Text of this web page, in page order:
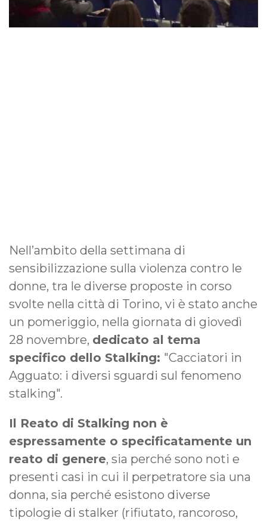
Nell’ambito della settimana di
sensibilizzazione sulla violenza contro le
donne, tra le diverse proposte in corso
svolte nella città di Torino, vi è stato anche
un pomeriggio, nella giornata di giovedì
28 novembre, dedicato al tema
specifico dello Stalking: "Cacciatori in
Agguato: i diversi sguardi sul fenomeno
stalking".
Il Reato di Stalking non è
espressamente o specificatamente un
reato di genere, sia perché sono noti e
presenti casi in cui il perpetratore sia una
donna, sia perché esistono diverse
tipologie di stalker (rifiutato, rancoroso,